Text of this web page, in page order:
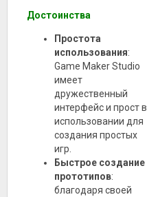
Достоинства
Простота
использования:
Game Maker Studio
имеет
дружественный
интерфейс и прост в
использовании для
создания простых
игр.
Быстрое создание
прототипов:
благодаря своей